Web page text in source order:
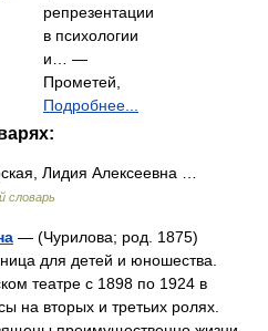
репрезентации
в психологии
и… —
Прометей,
Подробнее...
Лидия Алексеевна …
словарь
— (Чурилова; род. 1875)
для детей и юношества.
театре с 1898 по 1924 в
на вторых и третьих ролях.